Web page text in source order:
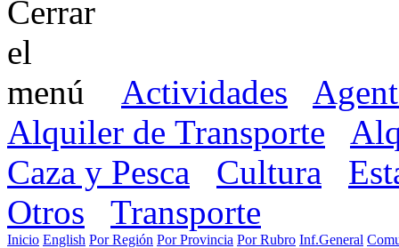
Actividades
Alquiler de Transporte
Caza y Pesca
Cultura
Otros
Transporte
Inicio English Por Región Por Provincia Por Rubro Inf.General